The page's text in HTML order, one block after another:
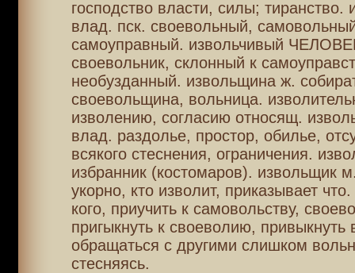
господство власти, силы; тиранство.
влад. пск. своевольный,
самоуправный. извольчивый
своевольник, склонный к
необузданный. извольщина ж.
своевольщина, вольница.
изволению, согласию относящ.
влад. раздолье, простор, обилье,
всякого стеснения, ограничения.
избранник (костомаров). извольщик
укорно, кто изволит, приказывает
кого, приучить к самовольству,
пригыкнуть к своеволию, привыкнуть
обращаться с другими слишком
стесняясь.